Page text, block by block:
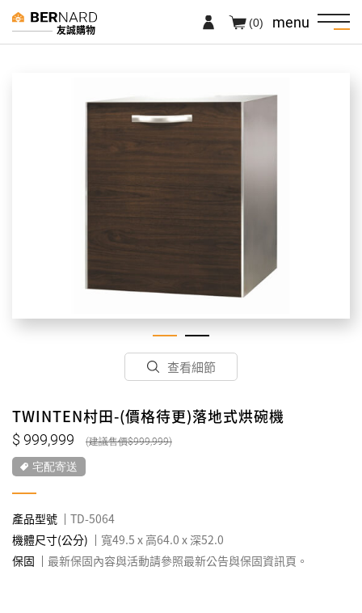
友誠購物 menu
(0)
查看細節
TWINTEN村田-(價格待更)落地式烘碗機
999,999 999,999
宅配寄送
產品型號
TD-5064
機體尺寸(公分)
寬49.5 x 高64.0 x 深52.0
保固
最新保固內容與活動請參照最新公告與保固資訊頁。